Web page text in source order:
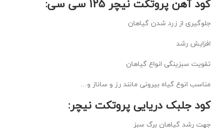
کود آهن پروتکت نیچر 125 سی سی:
جلوگیری از زرد شدن گیاهان
افزایش رشد
تقویت سبزینگی انواع گیاهان
مناسب انوع گیاه بیرونی مانند رز و ساناز و…
کود جلبک دریایی پروتکت نیچر:
جهت رشد گیاهان برگ سبز